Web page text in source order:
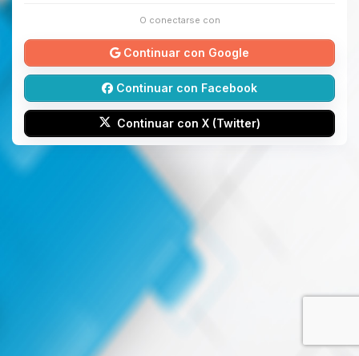
O conectarse con
Continuar con Google
Continuar con Facebook
Continuar con X (Twitter)